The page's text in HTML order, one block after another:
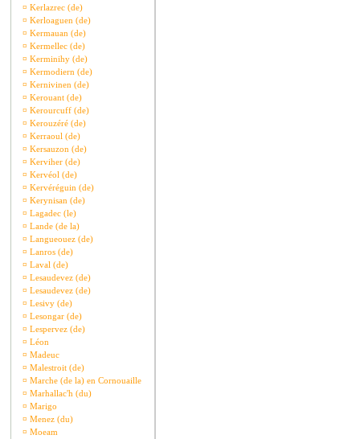
¤ Kerlazrec (de)
¤ Kerloaguen (de)
¤ Kermauan (de)
¤ Kermellec (de)
¤ Kerminihy (de)
¤ Kermodiern (de)
¤ Kernivinen (de)
¤ Kerouant (de)
¤ Kerourcuff (de)
¤ Kerouzéré (de)
¤ Kerraoul (de)
¤ Kersauzon (de)
¤ Kerviher (de)
¤ Kervéol (de)
¤ Kervéréguin (de)
¤ Kerynisan (de)
¤ Lagadec (le)
¤ Lande (de la)
¤ Langueouez (de)
¤ Lanros (de)
¤ Laval (de)
¤ Lesaudevez (de)
¤ Lesaudevez (de)
¤ Lesivy (de)
¤ Lesongar (de)
¤ Lespervez (de)
¤ Léon
¤ Madeuc
¤ Malestroit (de)
¤ Marche (de la) en Cornouaille
¤ Marhallac'h (du)
¤ Marigo
¤ Menez (du)
¤ Moeam